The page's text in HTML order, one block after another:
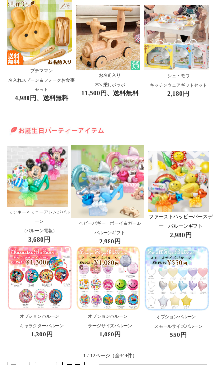
プチママン
名入れスプーン＆フォークお食事
セット
4,980円、送料無料
お名前入り
木's 乗用ポッポ
11,500円、送料無料
シェ・モワ
キッチンウェアギフトセット
2,180円
ミッキー＆ミニーアレンジバル
ーン
（バルーン電報）
3,680円
ベビーバギー ボーイ＆ガール
バルーンギフト
2,980円
ファーストハッピーバースデ
ー バルーンギフト
2,980円
オプションバルーン
キャラクターバルーン
1,300円
オプションバルーン
ラージサイズバルーン
1,080円
オプションバルーン
スモールサイズバルーン
550円
1 / 12ページ （全344件）